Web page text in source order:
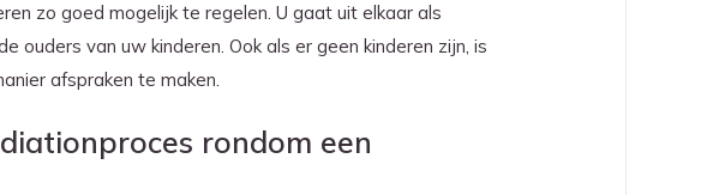
zo goed mogelijk te regelen. U gaat uit elkaar als
ouders van uw kinderen. Ook als er geen kinderen zijn, is
afspraken te maken.
rondom een